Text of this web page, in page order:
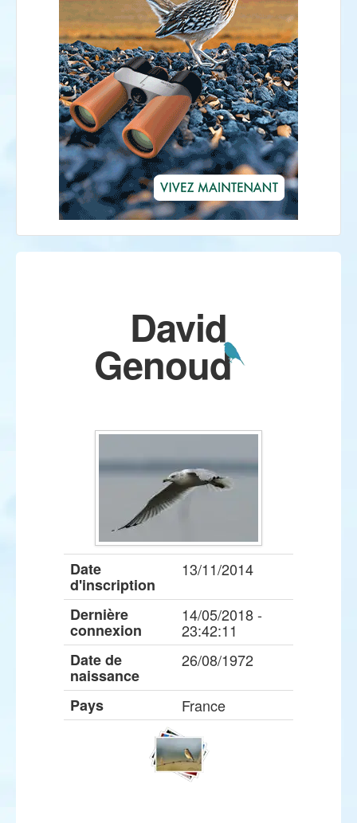
David
Genoud
Date
d'inscription
13/11/2014
Dernière
connexion
14/05/2018 -
23:42:11
Date de
naissance
26/08/1972
Pays France